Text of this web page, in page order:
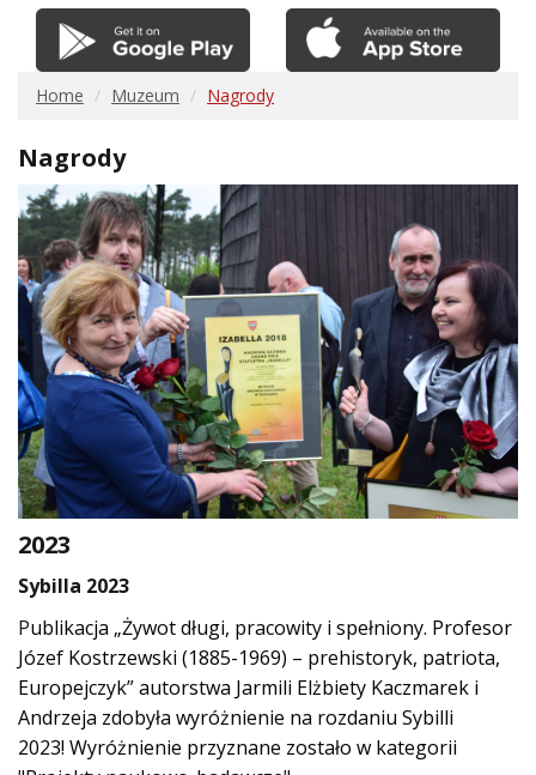
Home Muzeum Nagrody
Nagrody
2023
Sybilla 2023
Publikacja „Żywot długi, pracowity i spełniony. Profesor
Józef Kostrzewski (1885-1969) – prehistoryk, patriota,
Europejczyk” autorstwa Jarmili Elżbiety Kaczmarek i
Andrzeja zdobyła wyróżnienie na rozdaniu Sybilli
2023! Wyróżnienie przyznane zostało w kategorii